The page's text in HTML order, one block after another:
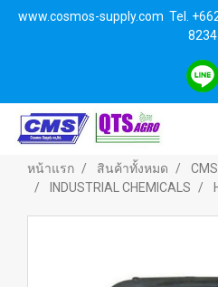
www.cosmos-supply.com Tel.
8234
หน้าแรก สินค้าทั้งหมด
INDUSTRIAL CHEMICALS